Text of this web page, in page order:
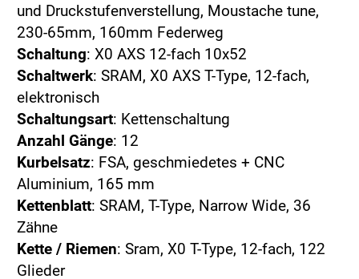
und Druckstufenverstellung, Moustache tune,
230-65mm, 160mm Federweg
Schaltung: X0 AXS 12-fach 10x52
Schaltwerk: SRAM, X0 AXS T-Type, 12-fach,
elektronisch
Schaltungsart: Kettenschaltung
Anzahl Gänge: 12
Kurbelsatz: FSA, geschmiedetes + CNC
Aluminium, 165 mm
Kettenblatt: SRAM, T-Type, Narrow Wide, 36
Zähne
Kette / Riemen: Sram, X0 T-Type, 12-fach, 122
Glieder